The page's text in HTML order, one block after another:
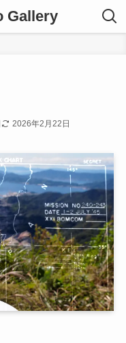
Gallery
2026年2月22日